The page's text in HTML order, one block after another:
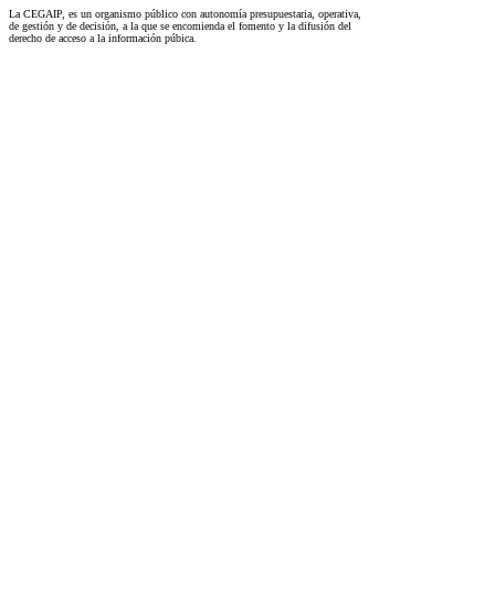
La CEGAIP, es un organismo público con autonomía presupuestaria, operativa,
de gestión y de decisión, a la que se encomienda el fomento y la difusión del
derecho de acceso a la información púbica.